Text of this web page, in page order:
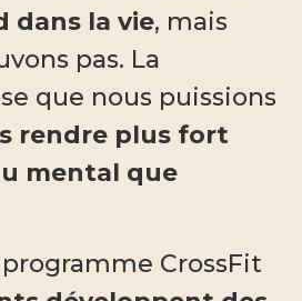
dans la vie, mais
pas. La
que nous puissions
rendre plus fort
mental que
CrossFit